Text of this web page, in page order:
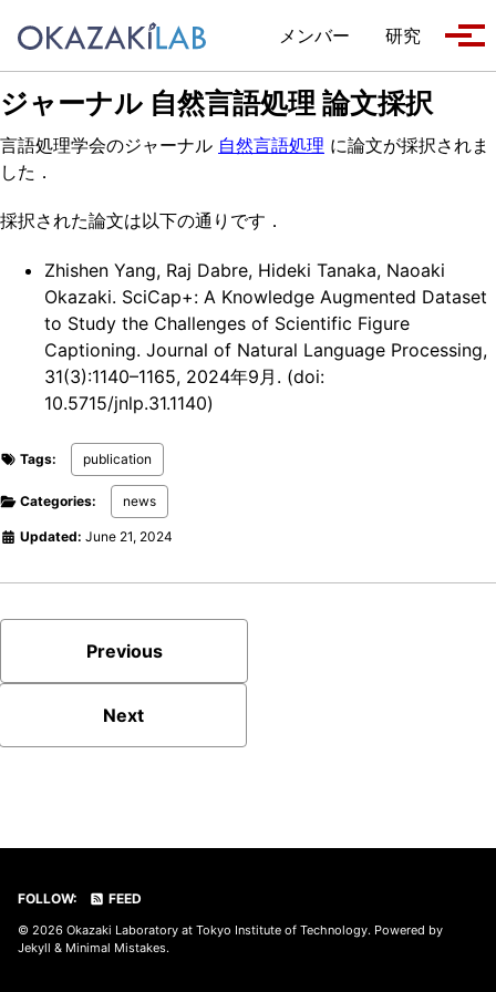
メンバー
研究
ジャーナル 自然言語処理 論文採択
言語処理学会のジャーナル 自然言語処理 に論文が採択されま
した．
採択された論文は以下の通りです．
Zhishen Yang, Raj Dabre, Hideki Tanaka, Naoaki
Okazaki. SciCap+: A Knowledge Augmented Dataset
to Study the Challenges of Scientific Figure
Captioning. Journal of Natural Language Processing,
31(3):1140–1165, 2024年9月. (doi:
10.5715/jnlp.31.1140)
Tags: publication
Categories: news
Updated: June 21, 2024
Previous
Next
FOLLOW: FEED
© 2026 Okazaki Laboratory at Tokyo Institute of Technology. Powered by
Jekyll & Minimal Mistakes.